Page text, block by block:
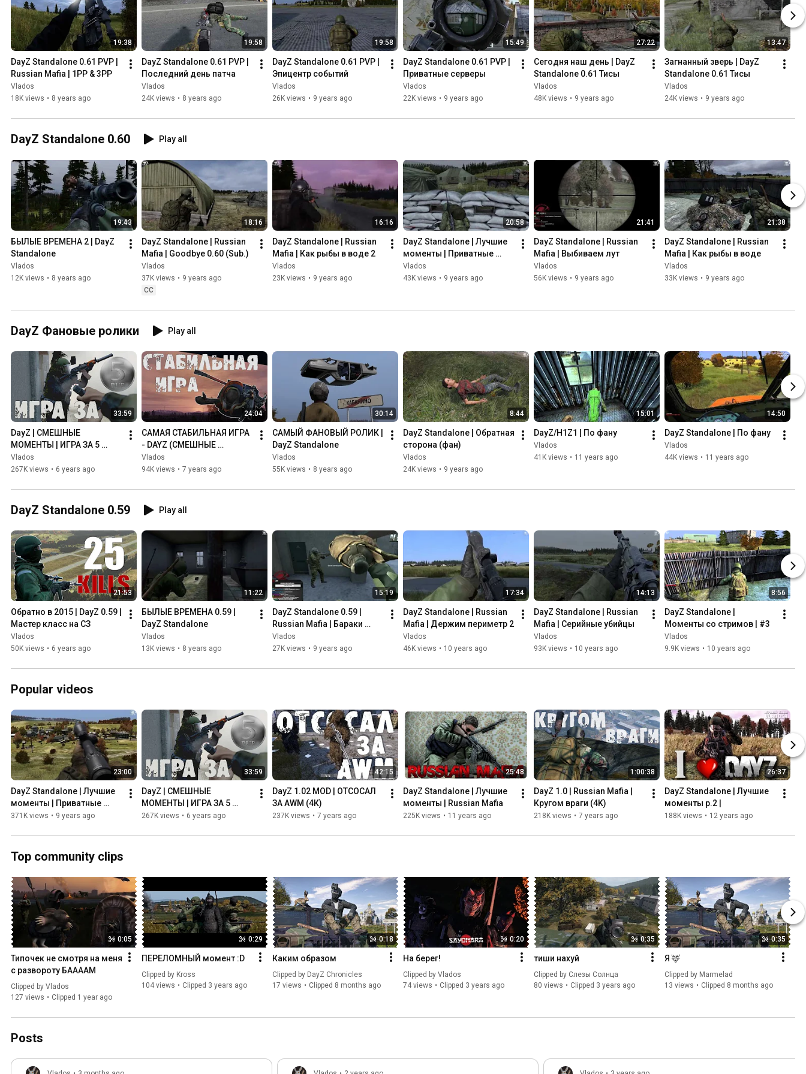
19:38
DayZ Standalone 0.61 PVP |
Russian Mafia | 1PP & 3PP
Vlados
18K views • 8 years ago
19:58
DayZ Standalone 0.61 PVP |
Последний день патча
Vlados
24K views • 8 years ago
19:58
DayZ Standalone 0.61 PVP |
Эпицентр событий
Vlados
26K views • 9 years ago
15:49
DayZ Standalone 0.61 PVP |
Приватные серверы
Vlados
22K views • 9 years ago
27:22
Сегодня наш день | DayZ
Standalone 0.61 Тисы
Vlados
48K views • 9 years ago
13:47
Загнанный зверь | DayZ
Standalone 0.61 Тисы
Vlados
24K views • 9 years ago
DayZ Standalone 0.60 Play all
19:43
БЫЛЫЕ ВРЕМЕНА 2 | DayZ
Standalone
Vlados
12K views • 8 years ago
18:16
DayZ Standalone | Russian
Mafia | Goodbye 0.60 (Sub.)
Vlados
37K views • 9 years ago
CC
16:16
DayZ Standalone | Russian
Mafia | Как рыбы в воде 2
Vlados
23K views • 9 years ago
20:58
DayZ Standalone | Лучшие
моменты | Приватные
серверы II
Vlados
43K views • 9 years ago
21:41
DayZ Standalone | Russian
Mafia | Выбиваем лут
Vlados
56K views • 9 years ago
21:38
DayZ Standalone | Russian
Mafia | Как рыбы в воде
Vlados
33K views • 9 years ago
DayZ Фановые ролики Play all
33:59
DayZ | СМЕШНЫЕ
МОМЕНТЫ | ИГРА ЗА 5
РУБЛЕЙ (4К)
Vlados
267K views • 6 years ago
24:04
САМАЯ СТАБИЛЬНАЯ ИГРА
- DAYZ (СМЕШНЫЕ
МОМЕНТЫ 4К)
Vlados
94K views • 7 years ago
30:14
САМЫЙ ФАНОВЫЙ РОЛИК |
DayZ Standalone
Vlados
55K views • 8 years ago
8:44
DayZ Standalone | Обратная
сторона (фан)
Vlados
24K views • 9 years ago
15:01
DayZ/H1Z1 | По фану
Vlados
41K views • 11 years ago
14:50
DayZ Standalone | По фану
Vlados
44K views • 11 years ago
DayZ Standalone 0.59 Play all
21:53
Обратно в 2015 | DayZ 0.59 |
Мастер класс на СЗ
Vlados
50K views • 6 years ago
11:22
БЫЛЫЕ ВРЕМЕНА 0.59 |
DayZ Standalone
Vlados
13K views • 8 years ago
15:19
DayZ Standalone 0.59 |
Russian Mafia | Бараки
стреляют
Vlados
27K views • 9 years ago
17:34
DayZ Standalone | Russian
Mafia | Держим периметр 2
Vlados
46K views • 10 years ago
14:13
DayZ Standalone | Russian
Mafia | Серийные убийцы
Vlados
93K views • 10 years ago
8:56
DayZ Standalone |
Моменты со стримов | #3
Vlados
9.9K views • 10 years ago
Popular videos
23:00
DayZ Standalone | Лучшие
моменты | Приватные
серверы
371K views • 9 years ago
33:59
DayZ | СМЕШНЫЕ
МОМЕНТЫ | ИГРА ЗА 5
РУБЛЕЙ (4К)
267K views • 6 years ago
42:15
DayZ 1.02 MOD | ОТСОСАЛ
ЗА AWM (4К)
237K views • 7 years ago
25:48
DayZ Standalone | Лучшие
моменты | Russian Mafia
225K views • 11 years ago
1:00:38
DayZ 1.0 | Russian Mafia |
Кругом враги (4K)
218K views • 7 years ago
26:37
DayZ Standalone | Лучшие
моменты p.2 |
188K views • 12 years ago
Top community clips
0:05
Типочек не смотря на меня
с развороту БААААМ
Clipped by Vlados
127 views
Clipped 1 year ago
0:29
ПЕРЕЛОМНЫЙ момент :D
Clipped by Kross
104 views
Clipped 3 years ago
0:18
Каким образом
Clipped by DayZ Chronicles
17 views
Clipped 8 months ago
0:20
На берег!
Clipped by Vlados
74 views
Clipped 3 years ago
0:35
тиши нахуй
Clipped by Слезы Солнца
80 views
Clipped 3 years ago
0:35
Я 🦌
Clipped by Marmelad
13 views
Clipped 8 months ago
Posts